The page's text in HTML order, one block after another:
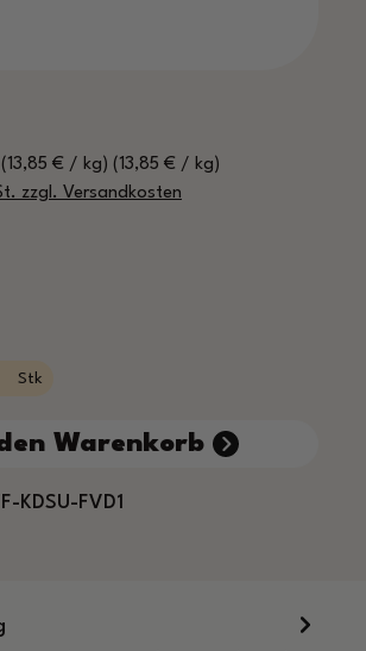
(13,85 € / kg) (13,85 € / kg)
zzgl. Versandkosten
Gib den gewünschten
Stk
Warenkorb
KDSU-FVD1